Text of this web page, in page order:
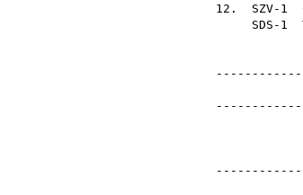
12. SZV-1
SDS-1